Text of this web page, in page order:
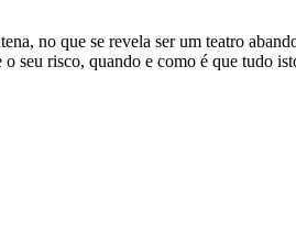
no que se revela ser um teatro
seu risco, quando e como é que tudo